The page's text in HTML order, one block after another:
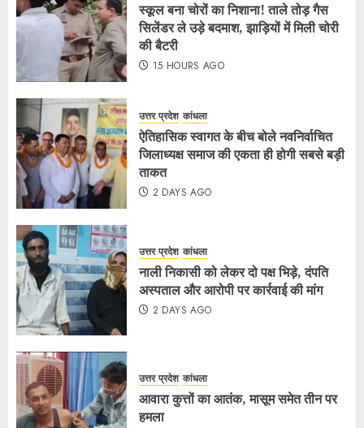
स्कूल बना चोरों का निशाना! ताले तोड़ गैस
सिलेंडर ले उड़े बदमाश, झाड़ियों में मिली चोरी
की बैटरी
15 HOURS AGO
उत्तर प्रदेश कांधला
ऐतिहासिक स्वागत के बीच बोले नवनिर्वाचित
जिलाध्यक्ष समाज की एकता ही होगी सबसे बड़ी
ताकत
2 DAYS AGO
उत्तर प्रदेश कांधला
नाली निकासी को लेकर दो पक्ष भिड़े, दंपति
अस्पताल और आरोपी पर कार्रवाई की मांग
2 DAYS AGO
उत्तर प्रदेश कांधला
आवारा कुत्तों का आतंक, मासूम समेत तीन पर
हमला